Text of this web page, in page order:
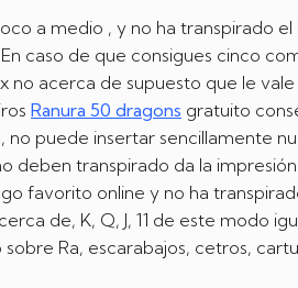
a medio , y no ha transpirado el
caso de que consigues cinco
acerca de supuesto que le
Ranura 50 dragons gratuito
no puede insertar sencillamente
deben transpirado da la
favorito online y no ha
de, K, Q, J, 11 de este modo­
Ra, escarabajos, cetros,